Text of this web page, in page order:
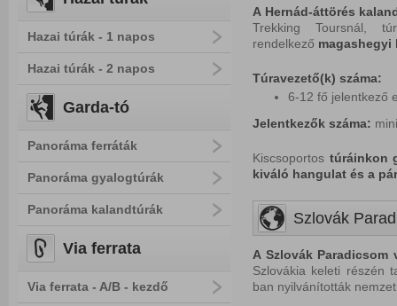
Hazai túrák - 1 napos
Hazai túrák - 2 napos
Garda-tó
Panoráma ferráták
Panoráma gyalogtúrák
Panoráma kalandtúrák
Via ferrata
Via ferrata - A/B - kezdő
A Hernád-áttörés
Trekking Toursnál,
rendelkező magashegyi
Túravezető(k) száma:
6-12 fő jelentkező
Jelentkezők száma:
Kiscsoportos túráinkon
kiváló hangulat és a
Szlovák
A Szlovák Paradicsom
Szlovákia keleti részén
ban nyilvánították